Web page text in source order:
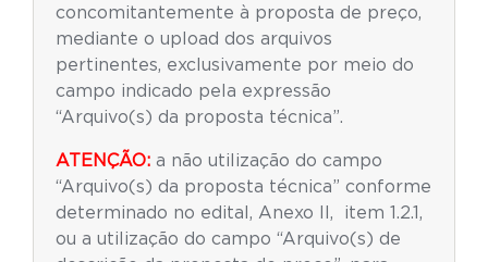
concomitantemente à proposta de preço,
mediante o upload dos arquivos
pertinentes, exclusivamente por meio do
campo indicado pela expressão
“Arquivo(s) da proposta técnica”.
ATENÇÃO: a não utilização do campo
“Arquivo(s) da proposta técnica” conforme
determinado no edital, Anexo II, item 1.2.1,
ou a utilização do campo “Arquivo(s) de